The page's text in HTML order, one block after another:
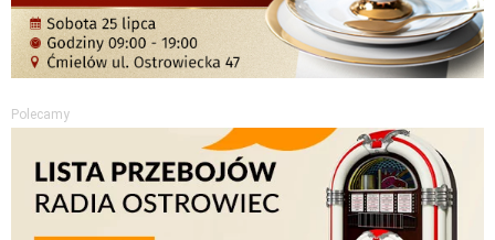
Polecamy